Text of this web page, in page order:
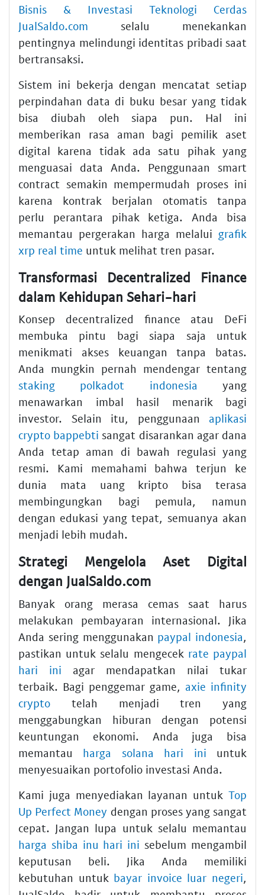
Bisnis & Investasi Teknologi Cerdas
JualSaldo.com selalu menekankan
pentingnya melindungi identitas pribadi saat
bertransaksi.
Sistem ini bekerja dengan mencatat setiap
perpindahan data di buku besar yang tidak
bisa diubah oleh siapa pun. Hal ini
memberikan rasa aman bagi pemilik aset
digital karena tidak ada satu pihak yang
menguasai data Anda. Penggunaan smart
contract semakin mempermudah proses ini
karena kontrak berjalan otomatis tanpa
perlu perantara pihak ketiga. Anda bisa
memantau pergerakan harga melalui grafik
xrp real time untuk melihat tren pasar.
Transformasi Decentralized Finance
dalam Kehidupan Sehari-hari
Konsep decentralized finance atau DeFi
membuka pintu bagi siapa saja untuk
menikmati akses keuangan tanpa batas.
Anda mungkin pernah mendengar tentang
staking polkadot indonesia yang
menawarkan imbal hasil menarik bagi
investor. Selain itu, penggunaan aplikasi
crypto bappebti sangat disarankan agar dana
Anda tetap aman di bawah regulasi yang
resmi. Kami memahami bahwa terjun ke
dunia mata uang kripto bisa terasa
membingungkan bagi pemula, namun
dengan edukasi yang tepat, semuanya akan
menjadi lebih mudah.
Strategi Mengelola Aset Digital
dengan JualSaldo.com
Banyak orang merasa cemas saat harus
melakukan pembayaran internasional. Jika
Anda sering menggunakan paypal indonesia,
pastikan untuk selalu mengecek rate paypal
hari ini agar mendapatkan nilai tukar
terbaik. Bagi penggemar game, axie infinity
crypto telah menjadi tren yang
menggabungkan hiburan dengan potensi
keuntungan ekonomi. Anda juga bisa
memantau harga solana hari ini untuk
menyesuaikan portofolio investasi Anda.
Kami juga menyediakan layanan untuk Top
Up Perfect Money dengan proses yang sangat
cepat. Jangan lupa untuk selalu memantau
harga shiba inu hari ini sebelum mengambil
keputusan beli. Jika Anda memiliki
kebutuhan untuk bayar invoice luar negeri,